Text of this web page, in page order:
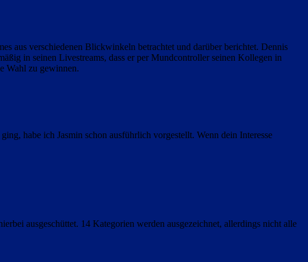
aus verschiedenen Blickwinkeln betrachtet und darüber berichtet. Dennis
in seinen Livestreams, dass er per Mundcontroller seinen Kollegen in
Wahl zu gewinnen.
habe ich Jasmin schon ausführlich vorgestellt. Wenn dein Interesse
ausgeschüttet. 14 Kategorien werden ausgezeichnet, allerdings nicht alle